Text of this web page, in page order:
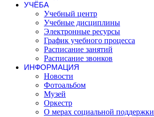
УЧЁБА
Учебный центр
Учебные дисциплины
Электронные ресурсы
График учебного процесса
Расписание занятий
Расписание звонков
ИНФОРМАЦИЯ
Новости
Фотоальбом
Музей
Оркестр
О мерах социальной поддержки